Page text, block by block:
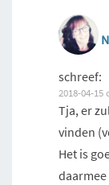
schreef:
2018-04-15
Tja, er
vinden
Het is